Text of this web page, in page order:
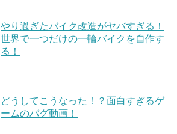
やり過ぎたバイク改造がヤバすぎる！
世界で一つだけの一輪バイクを自作す
る！
どうしてこうなった！？面白すぎるゲ
ームのバグ動画！